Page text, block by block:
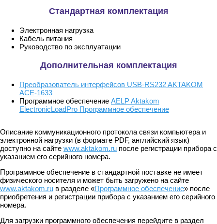
Стандартная комплектация
Электронная нагрузка
Кабель питания
Руководство по эксплуатации
Дополнительная комплектация
Преобразователь интерфейсов USB-RS232 AKTAKOM
АСЕ-1633
Программное обеспечение AELP Aktakom
ElectronicLoadPro Программное обеспечение
Описание коммуникационного протокола связи компьютера и
электронной нагрузки (в формате PDF, английский язык)
доступно на сайте www.aktakom.ru после регистрации прибора с
указанием его серийного номера.
Программное обеспечение в стандартной поставке не имеет
физического носителя и может быть загружено на сайте
www.aktakom.ru в разделе «Программное обеспечение» после
приобретения и регистрации прибора с указанием его серийного
номера.
Для загрузки программного обеспечения перейдите в раздел